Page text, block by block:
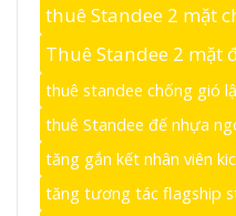
thuê Standee 2 mặt
Thuê Standee 2 mặt
thuê standee chống gió
thuê Standee đế nhựa
tăng gắn kết nhân viên
tăng tương tác flagship